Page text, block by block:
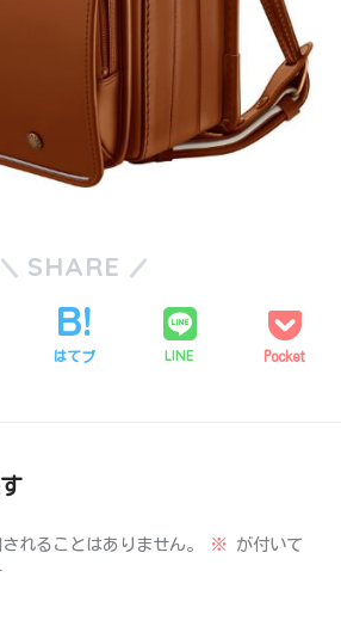
SHARE
はてブ LINE Pocket
れることはありません。 ※ が付いて